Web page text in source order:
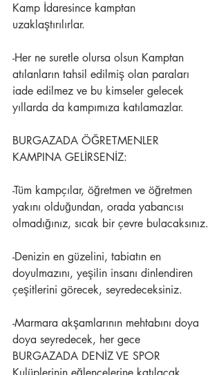
Kamp İdaresince kamptan
uzaklaştırılırlar.
-Her ne suretle olursa olsun Kamptan
atılanların tahsil edilmiş olan paraları
iade edilmez ve bu kimseler gelecek
yıllarda da kampımıza katılamazlar.
BURGAZADA ÖĞRETMENLER
KAMPINA GELİRSENİZ:
-Tüm kampçılar, öğretmen ve öğretmen
yakını olduğundan, orada yabancısı
olmadığınız, sıcak bir çevre bulacaksınız.
-Denizin en güzelini, tabiatın en
doyulmazını, yeşilin insanı dinlendiren
çeşitlerini görecek, seyredeceksiniz.
-Marmara akşamlarının mehtabını doya
doya seyredecek, her gece
BURGAZADA DENİZ VE SPOR